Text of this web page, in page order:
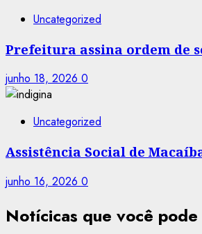
Uncategorized
Prefeitura assina ordem de
junho 18, 2026 0
Uncategorized
Assistência Social de
junho 16, 2026 0
Notícicas que você